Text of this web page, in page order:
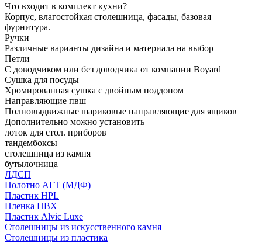
Что входит в комплект кухни?
Корпус, влагостойкая столешница, фасады, базовая
фурнитура.
Ручки
Различные варианты дизайна и материала на выбор
Петли
С доводчиком или без доводчика от компании Boyard
Сушка для посуды
Хромированная сушка с двойным поддоном
Направляющие пвш
Полновыдвижные шариковые направляющие для ящиков
Дополнительно можно установить
лоток для стол. приборов
тандембоксы
столешница из камня
бутылочница
ЛДСП
Полотно АГТ (МДФ)
Пластик HPL
Пленка ПВХ
Пластик Alvic Luxe
Столешницы из искусственного камня
Столешницы из пластика